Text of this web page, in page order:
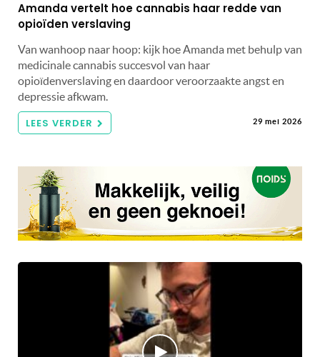
Amanda vertelt hoe cannabis haar redde van
opioïden verslaving
Van wanhoop naar hoop: kijk hoe Amanda met behulp van
medicinale cannabis succesvol van haar
opioïdenverslaving en daardoor veroorzaakte angst en
depressie afkwam.
LEES VERDER 29 mei 2026